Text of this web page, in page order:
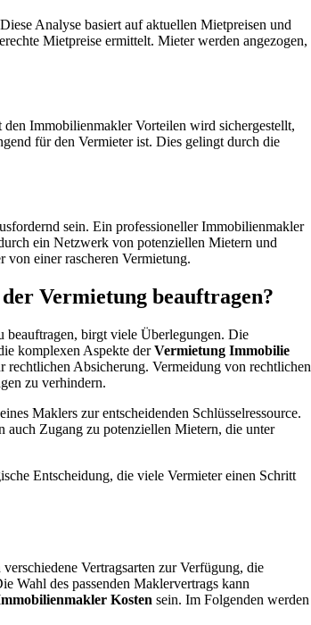
Analyse basiert auf aktuellen Mietpreisen und
Mietpreise ermittelt. Mieter werden angezogen,
Immobilienmakler Vorteilen wird sichergestellt,
für den Vermieter ist. Dies gelingt durch die
sein. Ein professioneller Immobilienmakler
ein Netzwerk von potenziellen Mietern und
von einer rascheren Vermietung.
Vermietung beauftragen?
birgt viele Überlegungen. Die
komplexen Aspekte derVermietung Immobilie
rechtlichen Absicherung. Vermeidung von rechtlichen
zu verhindern.
Maklers zur entscheidenden Schlüsselressource.
Zugang zu potenziellen Mietern, die unter
Entscheidung, die viele Vermieter einen Schritt
Vertragsarten zur Verfügung, die
Wahl des passenden Maklervertrags kann
Kosten sein. Im Folgenden werden